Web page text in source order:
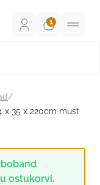
/
x 35 x 220cm must
ostukorvi.